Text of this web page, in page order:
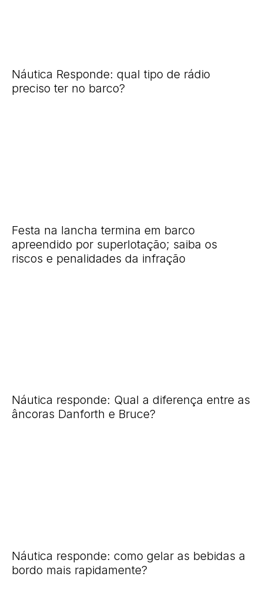
Náutica Responde: qual tipo de rádio
preciso ter no barco?
Festa na lancha termina em barco
apreendido por superlotação; saiba os
riscos e penalidades da infração
Náutica responde: Qual a diferença entre as
âncoras Danforth e Bruce?
Náutica responde: como gelar as bebidas a
bordo mais rapidamente?